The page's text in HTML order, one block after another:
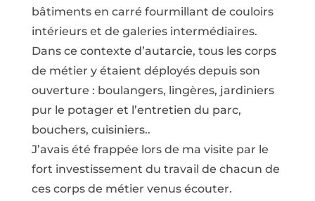
bâtiments en carré fourmillant de couloirs
intérieurs et de galeries intermédiaires.
Dans ce contexte d’autarcie, tous les corps
de métier y étaient déployés depuis son
ouverture : boulangers, lingères, jardiniers
pur le potager et l’entretien du parc,
bouchers, cuisiniers..
J’avais été frappée lors de ma visite par le
fort investissement du travail de chacun de
ces corps de métier venus écouter.